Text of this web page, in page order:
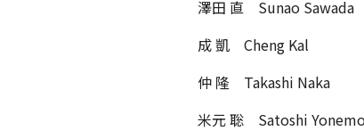
澤田 直 Sunao Sawada
成 凱 Cheng Kal
仲 隆 Takashi Naka
米元 聡 Satoshi